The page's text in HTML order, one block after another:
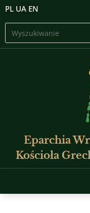
PL UA EN
Eparchia
Kościoła